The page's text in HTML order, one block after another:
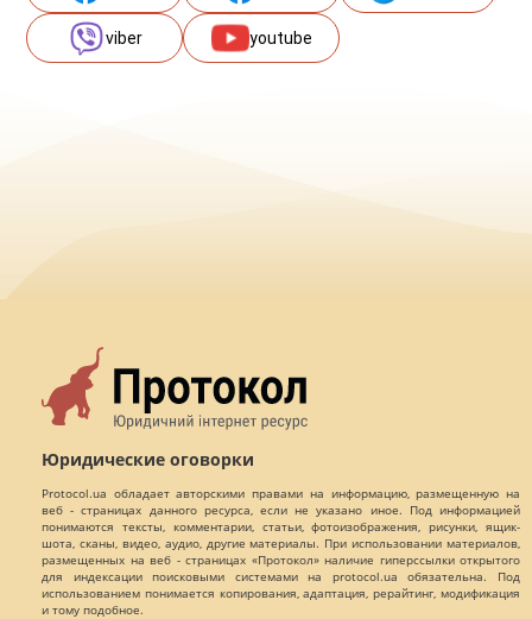
viber youtube
Юридические оговорки
Protocol.ua обладает авторскими правами на информацию, размещенную на
веб - страницах данного ресурса, если не указано иное. Под информацией
понимаются тексты, комментарии, статьи, фотоизображения, рисунки, ящик-
шота, сканы, видео, аудио, другие материалы. При использовании материалов,
размещенных на веб - страницах «Протокол» наличие гиперссылки открытого
для индексации поисковыми системами на protocol.ua обязательна. Под
использованием понимается копирования, адаптация, рерайтинг, модификация
и тому подобное.